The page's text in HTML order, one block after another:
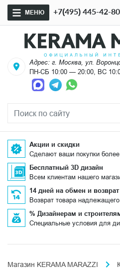
МЕНЮ +7(495) 445-42-80
Адрес: г. Москва, ул.
ПН-СБ 10:00 — 20:00, ВС
Акции и скидки
Сделают ваши покупки
Бесплатный 3D дизайн
Всем клиентам нашего
14 дней на обмен и возврат
Возврат товара
% Дизайнерам и
Специальные условия для
Магазин KERAMA MARAZZI